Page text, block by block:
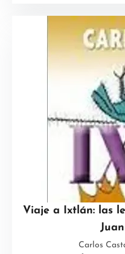
Viaje a Ixtlán: las
Juan
Carlos